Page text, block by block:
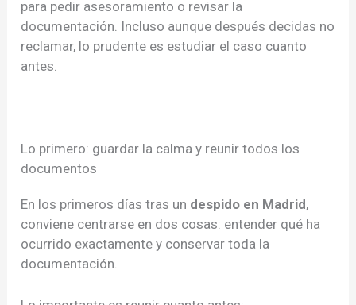
para pedir asesoramiento o revisar la
documentación. Incluso aunque después decidas no
reclamar, lo prudente es estudiar el caso cuanto
antes.
Lo primero: guardar la calma y reunir todos los
documentos
En los primeros días tras un despido en Madrid,
conviene centrarse en dos cosas: entender qué ha
ocurrido exactamente y conservar toda la
documentación.